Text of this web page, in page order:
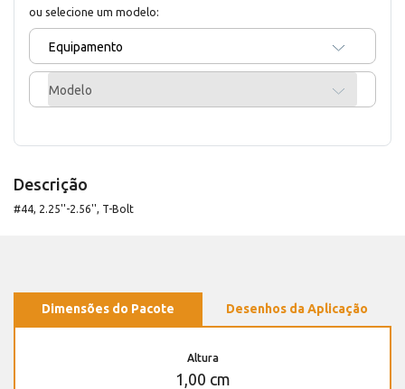
ou selecione um modelo:
Equipamento
Modelo
Descrição
#44, 2.25''-2.56'', T-Bolt
Dimensões do Pacote Desenhos da Aplicação
Altura
1,00 cm